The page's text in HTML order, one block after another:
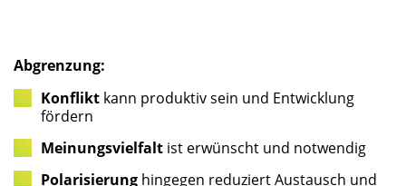
Abgren­zung:
Kon­flikt kann pro­duk­tiv sein und Ent­wick­lung
fördern
Mei­nungs­viel­falt ist erwünscht und notwendig
Pola­ri­sie­rung hin­ge­gen redu­ziert Aus­tausch und